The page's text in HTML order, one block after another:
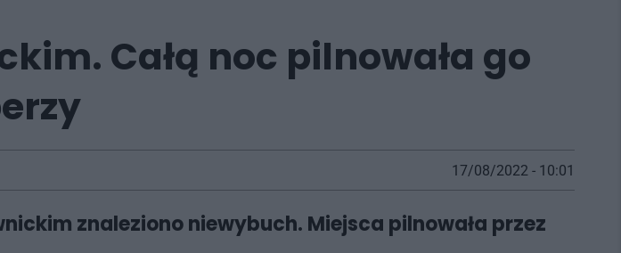
Całą noc pilnowała go
17/08/2022 - 10:01
znaleziono niewybuch. Miejsca pilnowała przez